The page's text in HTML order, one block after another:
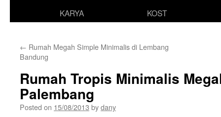
KARYA
KOST
← Rumah Megah Simple Minimalis di Lembang
Bandung
Rumah Tropis Minimalis
Palembang
Posted on 15/08/2013 bydany